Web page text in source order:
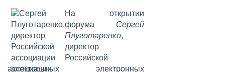
На открытии
форума Сергей
Плуготаренко,
директор
Российской
ассоциации электронных